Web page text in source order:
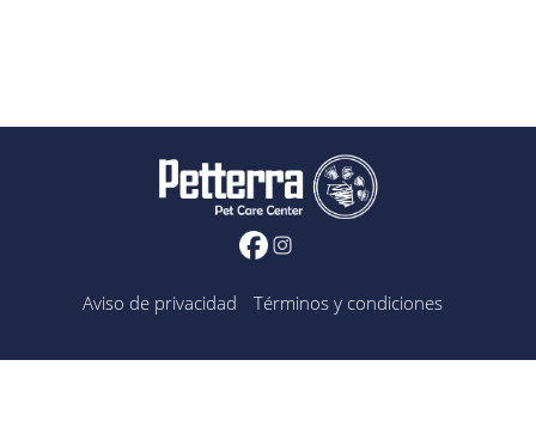
Aviso de privacidad Términos y condiciones